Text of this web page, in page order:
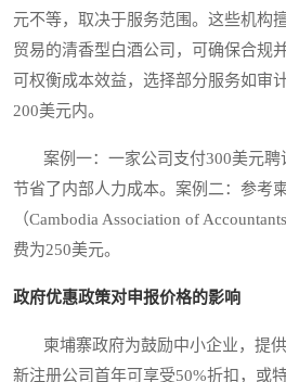
元不等，取决于服务范围。这些机构
贸易的清香型白酒公司，可确保合规
可权衡成本效益，选择部分服务如审
200美元内。
案例一：一家公司支付300美元聘
节省了内部人力成本。案例二：参考
（Cambodia Association of
费为250美元。
政府优惠政策对申报价格的影响
柬埔寨政府为鼓励中小企业，提供
新注册公司首年可享受50%折扣，或